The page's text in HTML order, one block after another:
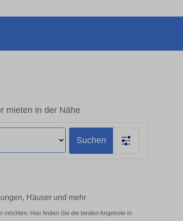
mieten in der Nähe
Suchen
Häuser und mehr
Hier finden Sie die besten Angebote in